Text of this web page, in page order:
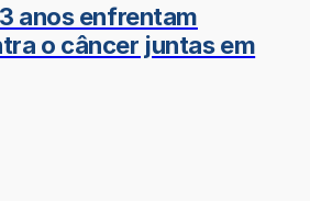
anos enfrentam
o câncer juntas em